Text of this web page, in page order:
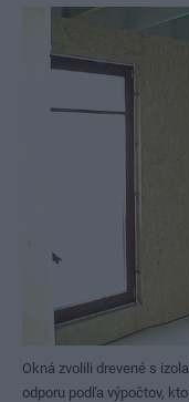
Okná zvolili drevené s
odporu podľa výpočtov,